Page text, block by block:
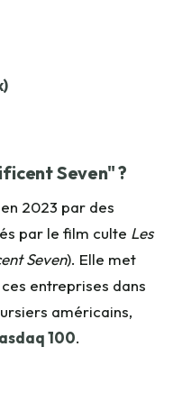
Seven" ?
2023 par des
par le film culte Les
Seven). Elle met
entreprises dans
américains,
100.